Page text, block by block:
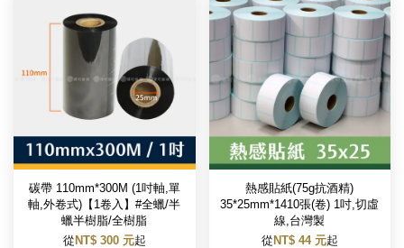
碳帶 110mm*300M (1吋軸,單
軸,外卷式)【1卷入】#全蠟/半
蠟半樹脂/全樹脂
從 NT$ 300 元起
熱感貼紙(75g抗酒精)
35*25mm*1410張(卷) 1吋,切虛
線,台灣製
從 NT$ 44 元起